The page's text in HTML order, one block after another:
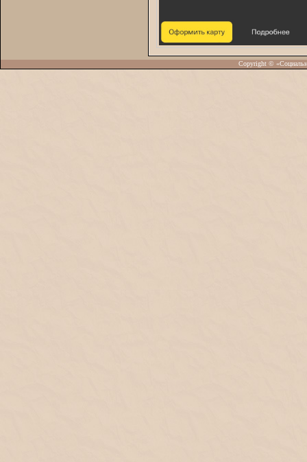
Copyright ©